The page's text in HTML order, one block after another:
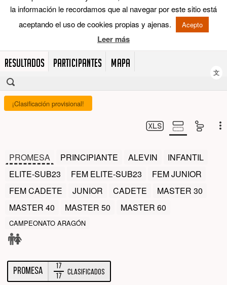
RESULTADOS PARTICIPANTES MAPA
文
¡Clasificación provisional!
PROMESA PRINCIPIANTE ALEVIN
INFANTIL
ELITE-SUB23
FEM ELITE-SUB23
FEM JUNIOR
FEM CADETE
JUNIOR CADETE
MASTER 30
MASTER 40
MASTER 50 MASTER 60
CAMPEONATO ARAGÓN
PROMESA
17
17
Clasificados